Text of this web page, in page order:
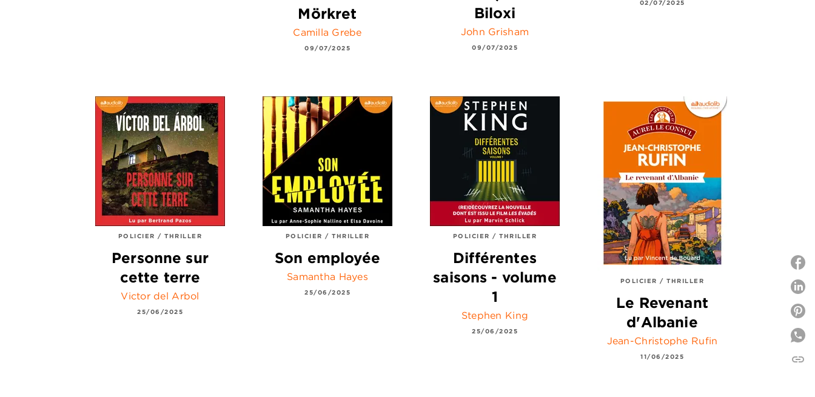
Mörkret
Camilla Grebe
09/07/2025
Biloxi
John Grisham
09/07/2025
02/07/2025
POLICIER / THRILLER
Personne sur
cette terre
Victor del Arbol
25/06/2025
POLICIER / THRILLER
Son employée
Samantha Hayes
25/06/2025
POLICIER / THRILLER
Différentes
saisons - volume
1
Stephen King
25/06/2025
POLICIER / THRILLER
Le Revenant
d'Albanie
Jean-Christophe Rufin
11/06/2025 link